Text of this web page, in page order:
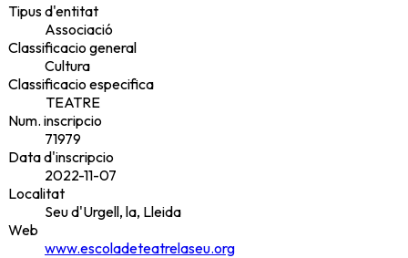
Tipus d'entitat
Associació
Classificacio general
Cultura
Classificacio especifica
TEATRE
Num. inscripcio
71979
Data d'inscripcio
2022-11-07
Localitat
Seu d'Urgell, la, Lleida
Web
www.escoladeteatrelaseu.org